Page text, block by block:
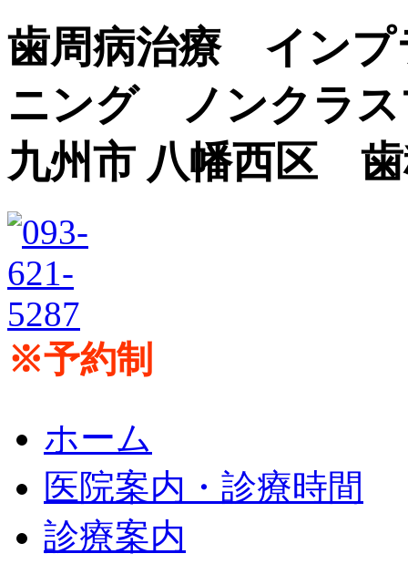
歯周病治療 イン
ニング ノンクラ
九州市 八幡西区
※予約制
ホーム
医院案内・診療時間
診療案内